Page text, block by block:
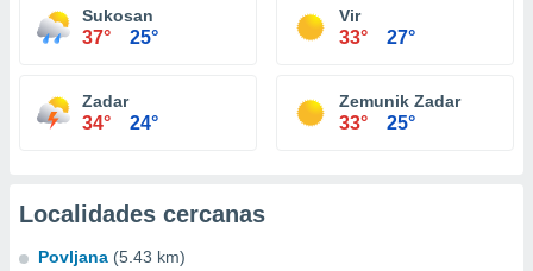
Sukosan
37° 25°
Vir
33° 27°
Zadar
34° 24°
Zemunik Zadar
33° 25°
Localidades cercanas
Povljana (5.43 km)